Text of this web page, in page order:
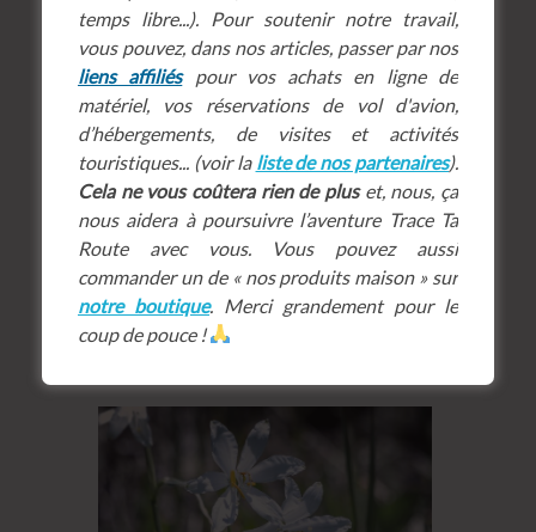
En début de saison (fin de printemps /
début d’été), on croisera, ça et là sur le
chemin, une multitude de
fleurs de
montagnejalonnant le sentier :
rhododendrons encore, benoîtes
rampantes en floraison, trèfles alpins, lis
de Saint Bruno, raiponces à feuilles de
bétoine, gentianes ponctuées, etc.
Poésie du végétal, chacune, à sa
naturelle manière, orne la randonnée de
ses formes baroques et couleurs
temps libre...). Pour soutenir notre travail,
vous pouvez, dans nos articles, passer par nos
liens affiliéspour vos achats en ligne de
matériel, vos réservations de vol d'avion,
d’hébergements, de visites et activités
touristiques... (voir la liste de nos partenaires).
Cela ne vous coûtera rien de pluset, nous, ça
nous aidera à poursuivre l’aventure Trace Ta
Route avec vous. Vous pouvez aussi
commander un de « nos produits maison » sur
notre boutique. Merci grandement pour le
coup de pouce !